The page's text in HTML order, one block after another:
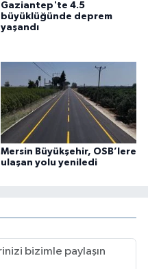
Gaziantep'te 4.5
büyüklüğünde deprem
yaşandı
Mersin Büyükşehir, OSB’lere
ulaşan yolu yeniledi